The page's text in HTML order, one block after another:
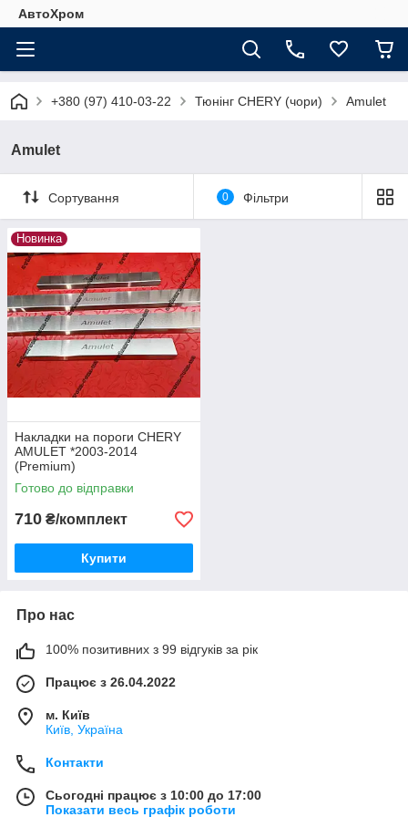
АвтоХром
+380 (97) 410-03-22 Тюнінг CHERY (чори) Amulet
Amulet
Сортування 0 Фільтри
Новинка
Накладки на пороги CHERY
AMULET *2003-2014
(Premium)
Готово до відправки
710 ₴/комплект
Купити
Про нас
100% позитивних з 99 відгуків за рік
Працює з 26.04.2022
м. Київ
Київ, Україна
Контакти
Сьогодні працює з 10:00 до 17:00
Показати весь графік роботи